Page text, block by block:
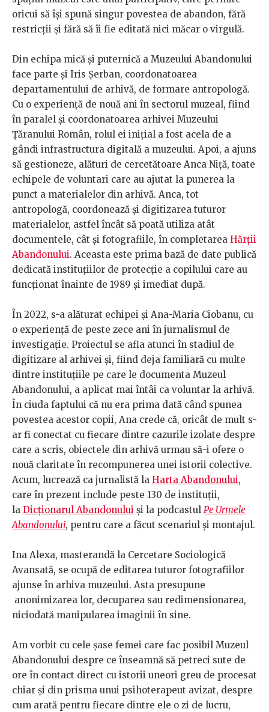
oricui să își spună singur povestea de abandon, fără
restricții și fără să îi fie editată nici măcar o virgulă.
Din echipa mică și puternică a Muzeului Abandonului
face parte și Iris Șerban, coordonatoarea
departamentului de arhivă, de formare antropologă.
Cu o experiență de nouă ani în sectorul muzeal, fiind
în paralel și coordonatoarea arhivei Muzeului
Țăranului Român, rolul ei inițial a fost acela de a
gândi infrastructura digitală a muzeului. Apoi, a ajuns
să gestioneze, alături de cercetătoare Anca Niță, toate
echipele de voluntari care au ajutat la punerea la
punct a materialelor din arhivă. Anca, tot
antropologă, coordonează și digitizarea tuturor
materialelor, astfel încât să poată utiliza atât
documentele, cât și fotografiile, în completarea Hărții
Abandonului. Aceasta este prima bază de date publică
dedicată instituțiilor de protecție a copilului care au
funcționat înainte de 1989 și imediat după.
În 2022, s-a alăturat echipei și Ana-Maria Ciobanu, cu
o experiență de peste zece ani în jurnalismul de
investigație. Proiectul se afla atunci în stadiul de
digitizare al arhivei și, fiind deja familiară cu multe
dintre instituțiile pe care le documenta Muzeul
Abandonului, a aplicat mai întâi ca voluntar la arhivă.
În ciuda faptului că nu era prima dată când spunea
povestea acestor copii, Ana crede că, oricât de mult s-
ar fi conectat cu fiecare dintre cazurile izolate despre
care a scris, obiectele din arhivă urmau să-i ofere o
nouă claritate în recompunerea unei istorii colective.
Acum, lucrează ca jurnalistă la Harta Abandonului,
care în prezent include peste 130 de instituții,
la Dicționarul Abandonului și la podcastul Pe Urmele
Abandonului, pentru care a făcut scenariul și montajul.
Ina Alexa, masterandă la Cercetare Sociologică
Avansată, se ocupă de editarea tuturor fotografiilor
ajunse în arhiva muzeului. Asta presupune
anonimizarea lor, decuparea sau redimensionarea,
niciodată manipularea imaginii în sine.
Am vorbit cu cele șase femei care fac posibil Muzeul
Abandonului despre ce înseamnă să petreci sute de
ore în contact direct cu istorii uneori greu de procesat
chiar și din prisma unui psihoterapeut avizat, despre
cum arată pentru fiecare dintre ele o zi de lucru,